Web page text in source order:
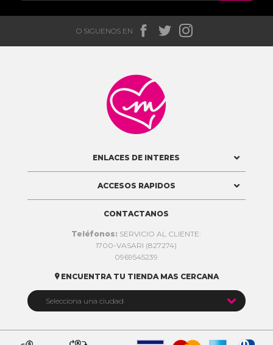
O SIGUENOS EN   

ENLACES DE INTERES
ACCESOS RAPIDOS
CONTACTANOS
Teléfonos: SERVICIO AL CLIENTE:
1700-VASARI (827274)
0969545239
 ENCUENTRA TU TIENDA MAS CERCANA
Selecciona una ciudad 